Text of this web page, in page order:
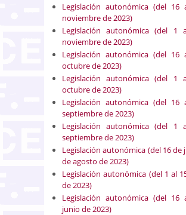
Legislación autonómica (del 16
noviembre de 2023)
Legislación autonómica (del 1
noviembre de 2023)
Legislación autonómica (del 16
octubre de 2023)
Legislación autonómica (del 1
octubre de 2023)
Legislación autonómica (del 16
septiembre de 2023)
Legislación autonómica (del 1
septiembre de 2023)
Legislación autonómica (del 16 de
de agosto de 2023)
Legislación autonómica (del 1 al
de 2023)
Legislación autonómica (del 16
junio de 2023)